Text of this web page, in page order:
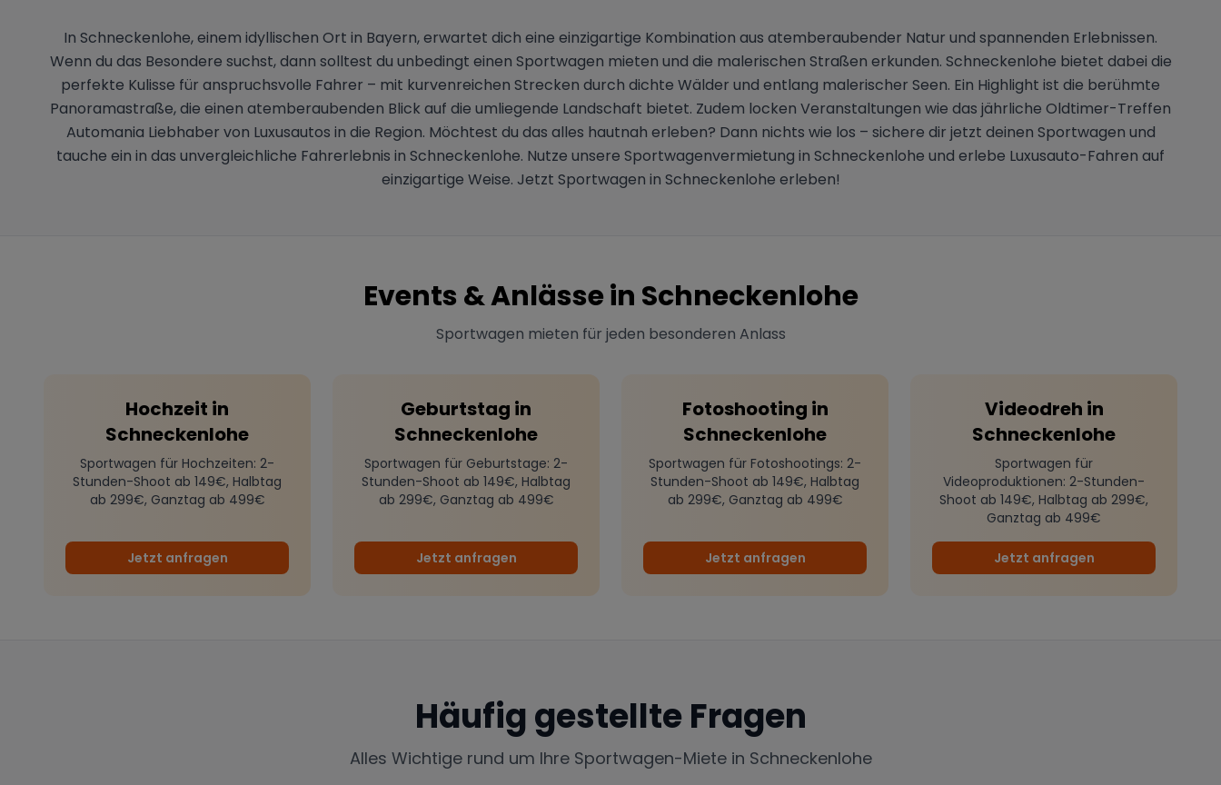
In Schneckenlohe, einem idyllischen Ort in Bayern, erwartet dich eine einzigartige Kombination aus atemberaubender Natur und spannenden Erlebnissen.
Wenn du das Besondere suchst, dann solltest du unbedingt einen Sportwagen mieten und die malerischen Straßen erkunden. Schneckenlohe bietet dabei die
perfekte Kulisse für anspruchsvolle Fahrer – mit kurvenreichen Strecken durch dichte Wälder und entlang malerischer Seen. Ein Highlight ist die berühmte
Panoramastraße, die einen atemberaubenden Blick auf die umliegende Landschaft bietet. Zudem locken Veranstaltungen wie das jährliche Oldtimer-Treffen
Automania Liebhaber von Luxusautos in die Region. Möchtest du das alles hautnah erleben? Dann nichts wie los – sichere dir jetzt deinen Sportwagen und
tauche ein in das unvergleichliche Fahrerlebnis in Schneckenlohe. Nutze unsere Sportwagenvermietung in Schneckenlohe und erlebe Luxusauto-Fahren auf
einzigartige Weise. Jetzt Sportwagen in Schneckenlohe erleben!
Events & Anlässe in Schneckenlohe
Sportwagen mieten für jeden besonderen Anlass
Hochzeit in
Schneckenlohe
Sportwagen für Hochzeiten: 2-
Stunden-Shoot ab 149€, Halbtag
ab 299€, Ganztag ab 499€
Jetzt anfragen
Geburtstag in
Schneckenlohe
Sportwagen für Geburtstage: 2-
Stunden-Shoot ab 149€, Halbtag
ab 299€, Ganztag ab 499€
Jetzt anfragen
Fotoshooting in
Schneckenlohe
Sportwagen für Fotoshootings: 2-
Stunden-Shoot ab 149€, Halbtag
ab 299€, Ganztag ab 499€
Jetzt anfragen
Videodreh in
Schneckenlohe
Sportwagen für
Videoproduktionen: 2-Stunden-
Shoot ab 149€, Halbtag ab 299€,
Ganztag ab 499€
Jetzt anfragen
Häufig gestellte Fragen
Alles Wichtige rund um Ihre Sportwagen-Miete in Schneckenlohe